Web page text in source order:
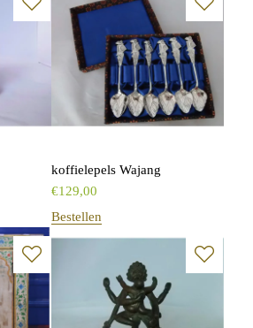
koffielepels Wajang
€129,00
Bestellen